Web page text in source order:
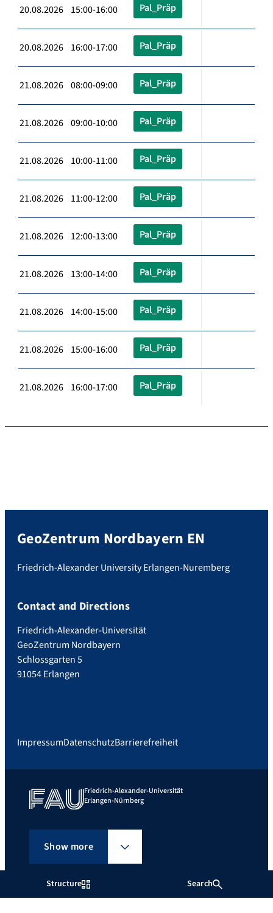
Structure Search
20.08.2026 15:00-16:00 Pal_Präp
20.08.2026 16:00-17:00 Pal_Präp
21.08.2026 08:00-09:00 Pal_Präp
21.08.2026 09:00-10:00 Pal_Präp
21.08.2026 10:00-11:00 Pal_Präp
21.08.2026 11:00-12:00 Pal_Präp
21.08.2026 12:00-13:00 Pal_Präp
21.08.2026 13:00-14:00 Pal_Präp
21.08.2026 14:00-15:00 Pal_Präp
21.08.2026 15:00-16:00 Pal_Präp
21.08.2026 16:00-17:00 Pal_Präp
GeoZentrum Nordbayern EN
Friedrich-Alexander University Erlangen-Nuremberg
Contact and Directions
Friedrich-Alexander-Universität
GeoZentrum Nordbayern
Schlossgarten 5
91054 Erlangen
ImpressumDatenschutzBarrierefreiheit
Friedrich-Alexander-Universität
Erlangen-Nürnberg
Show more